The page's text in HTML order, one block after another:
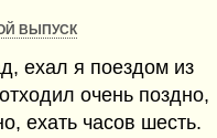
ВЫПУСК
ехал я поездом из
очень поздно,
ехать часов шесть.